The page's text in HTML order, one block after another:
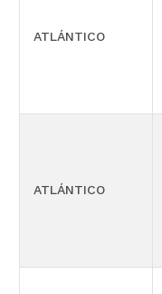
ATLÁNTICO
ATLÁNTICO